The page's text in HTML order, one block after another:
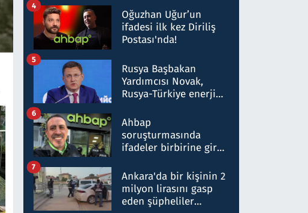
Oğuzhan Uğur’un
ifadesi ilk kez Diriliş
Postası'nda!
4
Rusya Başbakan
Yardımcısı Novak,
Rusya-Türkiye enerji
nitelikte olduğunu
belirtti
5
Ahbap
soruşturmasında
ifadeler birbirine girdi:
ifadelerinden ortaya
çıkan tablo şok etti
6
Ankara'da bir kişinin 2
milyon lirasını gasp
eden şüpheliler
7